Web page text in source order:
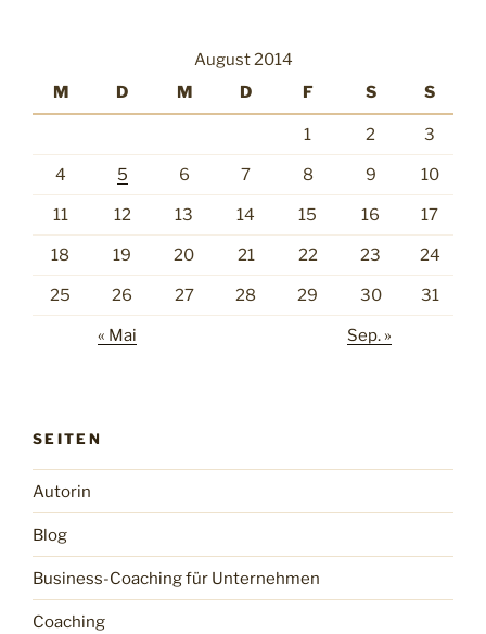
August 2014
M
D M D F S S
1 2 3
4 5 6 7 8 9 10
11 12 13 14 15 16 17
18 19 20 21 22 23 24
25 26 27 28 29 30 31
« Mai Sep. »
SEITEN
Autorin
Blog
Business-Coaching für Unternehmen
Coaching